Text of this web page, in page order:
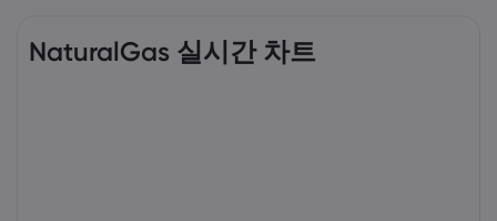
NaturalGas 실시간 차트